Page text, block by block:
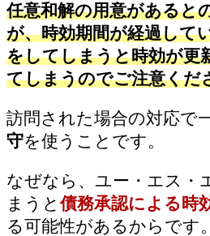
任意和解の用意があると
が、時効期間が経過して
をしてしまうと時効が更
てしまうのでご注意くだ
訪問された場合の対応で
守を使うことです。
なぜなら、ユー・エス・
まうと債務承認による時
る可能性があるからです。